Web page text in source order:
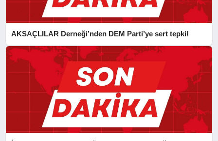
AKSAÇLILAR Derneği’nden DEM Parti’ye sert tepki!